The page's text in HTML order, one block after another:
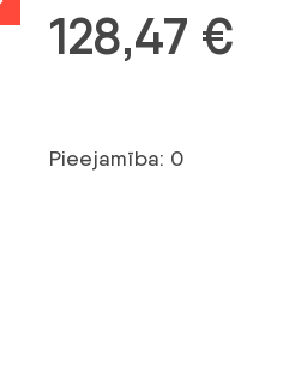
128,47 €
Pieejamība: 0